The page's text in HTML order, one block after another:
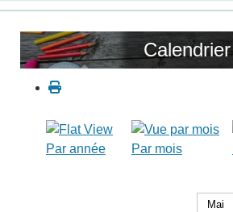
Calendrier
Par année Par mois